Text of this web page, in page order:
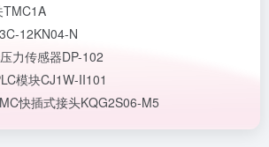
12KN04-N
力传感器DP-102
模块CJ1W-II101
快插式接头KQG2S06-M5